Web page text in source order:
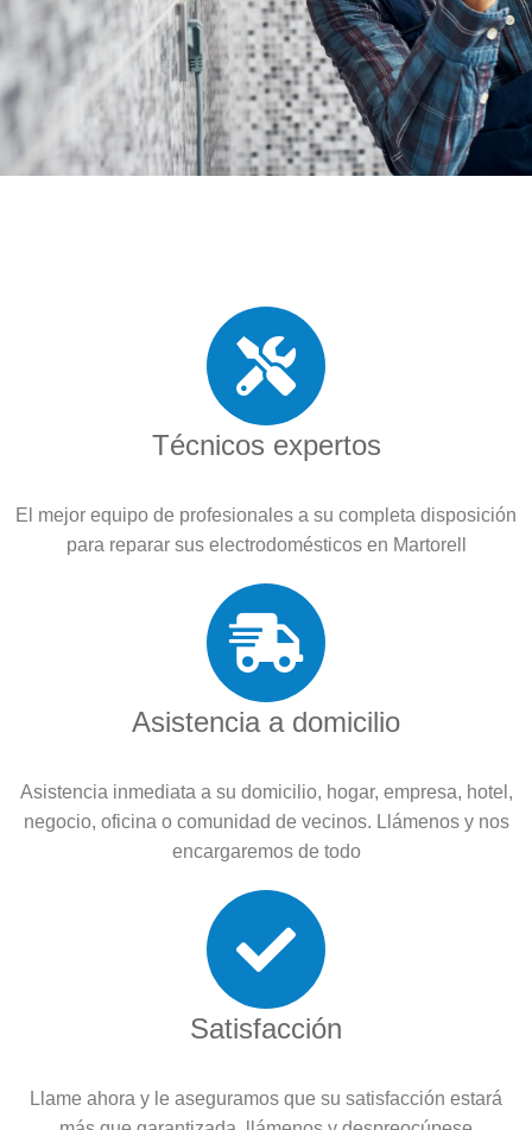
Técnicos expertos
El mejor equipo de profesionales a su completa disposición
para reparar sus electrodomésticos en Martorell
Asistencia a domicilio
Asistencia inmediata a su domicilio, hogar, empresa, hotel,
negocio, oficina o comunidad de vecinos. Llámenos y nos
encargaremos de todo
Satisfacción
Llame ahora y le aseguramos que su satisfacción estará